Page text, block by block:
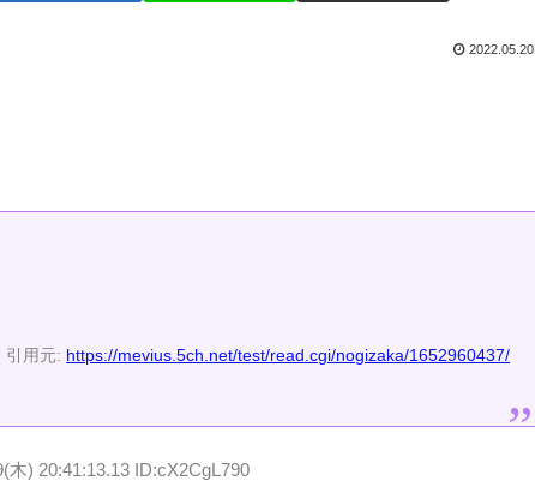
2022.05.20
引用元: https://mevius.5ch.net/test/read.cgi/nogizaka/1652960437/
木) 20:41:13.13 ID:cX2CgL790